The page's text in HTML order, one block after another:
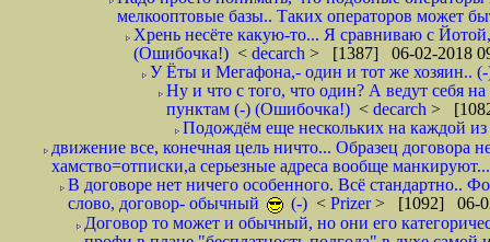
мелкооптовые базы.. Таких операторов может
Хрень несёте какую-то... Я сравниваю с
(Ошибочка!) < decarch > [1387] 06-02-2018
У Ёты и Мегафона,- один и тот же хозяин..
Ну и что с того, что один? А ведут себя
пунктам (-) (Ошибочка!) < decarch >
Подождём еще нескольких на каждой из
движение все, конечная цель ничто... Образец договора
хамство=отписки,а серьезные адреса вообще
В договоре нет ничего особенного. Всё стандартно..
слово, договор- обычный
(-) < Prizer> [1092] 06-
Договор то может и обычный, но они его